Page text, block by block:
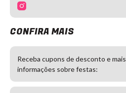
CONFIRA MAIS
Receba cupons de desconto e mais
informações sobre festas: